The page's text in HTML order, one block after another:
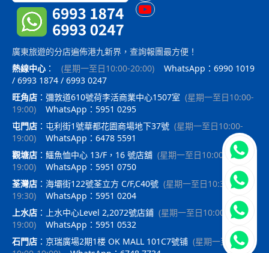
廣東旅遊的分店遍佈港九新界，查詢報團最方便！
熱線中心 ： (星期一至日10:00-20:00)
WhatsApp：6990 1019
/ 6993 1874 / 6993 0247
旺角店 ： 彌敦道610號荷李活商業中心1507室 (星期一至日10:00-
19:00)
WhatsApp：5951 0295
屯門店 ： 屯利街1號華都花園商場地下37號 (星期一至日10:00-
19:00)
WhatsApp：6478 5591
觀塘店 ： 鱷魚恤中心 13/F，16 號店舖 (星期一至日10:00-
19:00)
WhatsApp：5951 0750
荃灣店 ： 海壩街122號荃立方 C/F,C40號 (星期一至日10:30-
19:30)
WhatsApp：5951 0204
上水店 ： 上水中心Level 2,2072號店鋪 (星期一至日10:00-
19:00)
WhatsApp：5951 0532
石門店 ： 京瑞廣場2期1楼 OK MALL 101C7號铺 (星期一至日
立即